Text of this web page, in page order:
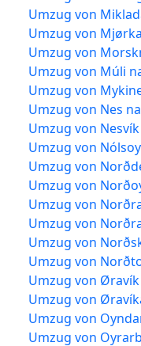
Umzug von
Umzug von
Umzug von
Umzug von Múli
Umzug von
Umzug von Nes
Umzug von
Umzug von
Umzug von
Umzug von
Umzug von
Umzug von
Umzug von
Umzug von
Umzug von
Umzug von
Umzug von
Umzug von